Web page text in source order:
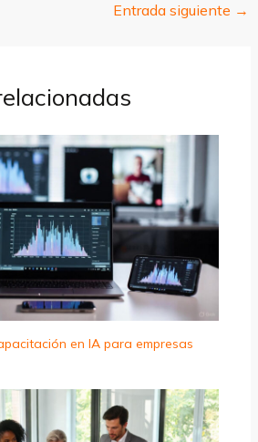
Entrada siguiente →
en IA para empresas